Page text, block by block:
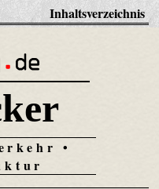
Inhaltsverzeichnis
•